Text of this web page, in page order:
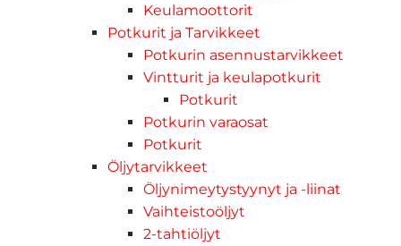
Keulamoottorit
Potkurit ja Tarvikkeet
Potkurin asennustarvikkeet
Vintturit ja keulapotkurit
Potkurit
Potkurin varaosat
Potkurit
Öljytarvikkeet
Öljynimeytystyynyt ja -liinat
Vaihteistoöljyt
2-tahtiöljyt